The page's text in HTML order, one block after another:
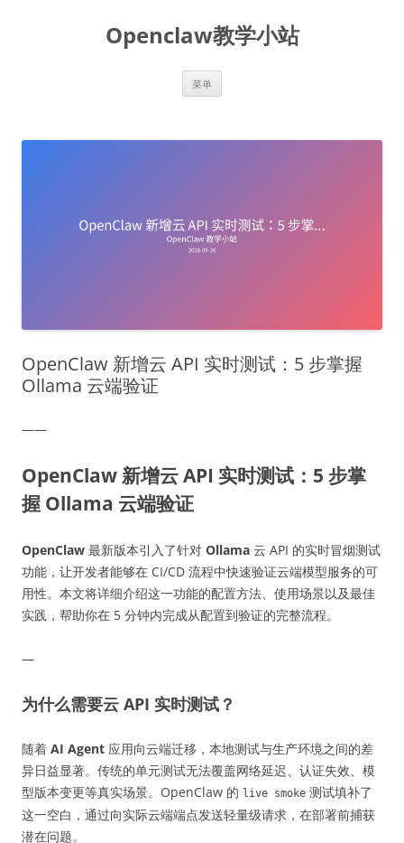
Openclaw教学小站
菜单
OpenClaw 新增云 API 实时测试：5 步掌握
Ollama 云端验证
——
OpenClaw 新增云 API 实时测试：5 步掌
握 Ollama 云端验证
OpenClaw 最新版本引入了针对 Ollama 云 API 的实时冒烟测试
功能，让开发者能够在 CI/CD 流程中快速验证云端模型服务的可
用性。本文将详细介绍这一功能的配置方法、使用场景以及最佳
实践，帮助你在 5 分钟内完成从配置到验证的完整流程。
—
为什么需要云 API 实时测试？
随着 AI Agent 应用向云端迁移，本地测试与生产环境之间的差
异日益显著。传统的单元测试无法覆盖网络延迟、认证失效、模
型版本变更等真实场景。OpenClaw 的 live smoke 测试填补了
这一空白，通过向实际云端端点发送轻量级请求，在部署前捕获
潜在问题。